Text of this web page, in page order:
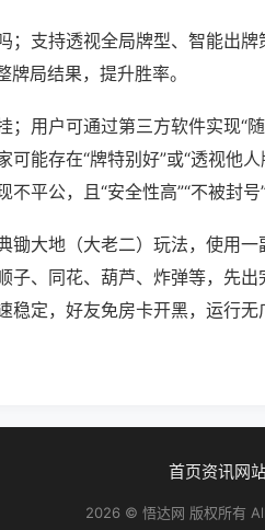
；支持透视全局牌型、智能出
局结果，提升胜率。
；用户可通过第三方软件实现“
可能存在“牌特别好”或“透视他
平公，且“安全性高”“不被封号”
锄大地（大老二）玩法，使用
子、同花、葫芦、炸弹等，先
稳定，好友免房卡开黑，运行
首页资讯网
2026 © 悟达网 版权所有